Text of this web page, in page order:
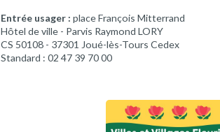
Entrée usager : place François Mitterrand
Hôtel de ville - Parvis Raymond LORY
CS 50108 - 37301 Joué-lès-Tours Cedex
Standard : 02 47 39 70 00